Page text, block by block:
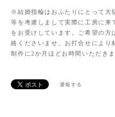
※結婚指輪はおふたりにとって大
等を考慮しまして実際に工房に来
をお受けしています。ご希望の方
絡くださいませ。お打合せにより
制作に2か月ほどお時間いただきま
通報する